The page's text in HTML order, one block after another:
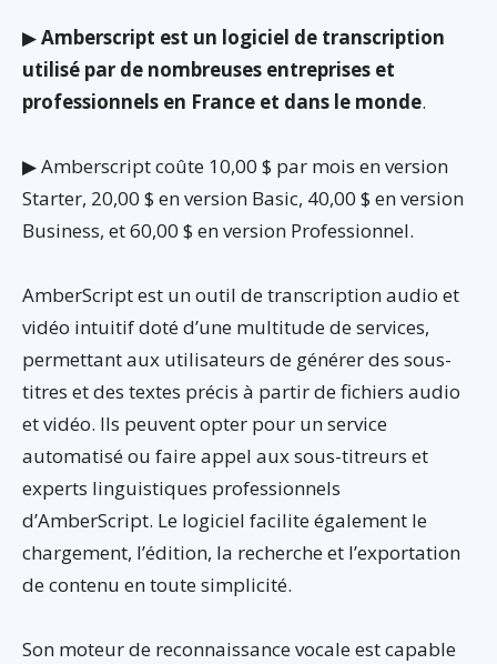
▶Amberscript est un logiciel de transcription
utilisé par de nombreuses entreprises et
professionnels en France et dans le monde.
▶ Amberscript coûte 10,00 $ par mois en version
Starter, 20,00 $ en version Basic, 40,00 $ en version
Business, et 60,00 $ en version Professionnel.
AmberScript est un outil de transcription audio et
vidéo intuitif doté d’une multitude de services,
permettant aux utilisateurs de générer des sous-
titres et des textes précis à partir de fichiers audio
et vidéo. Ils peuvent opter pour un service
automatisé ou faire appel aux sous-titreurs et
experts linguistiques professionnels
d’AmberScript. Le logiciel facilite également le
chargement, l’édition, la recherche et l’exportation
de contenu en toute simplicité.
Son moteur de reconnaissance vocale est capable